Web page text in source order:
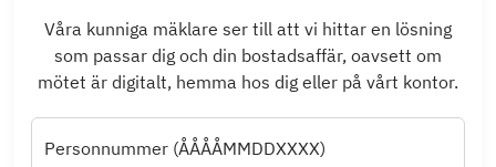
Våra kunniga mäklare ser till att vi hittar en lösning
som passar dig och din bostadsaffär, oavsett om
mötet är digitalt, hemma hos dig eller på vårt kontor.
Personnummer (ÅÅÅÅMMDDXXXX)